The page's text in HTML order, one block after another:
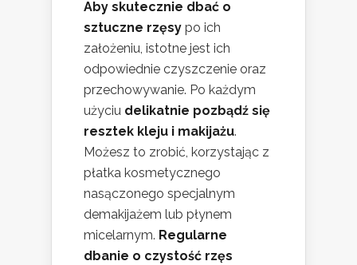
Aby skutecznie dbać o
sztuczne rzęsy po ich
założeniu, istotne jest ich
odpowiednie czyszczenie oraz
przechowywanie. Po każdym
użyciu delikatnie pozbądź się
resztek kleju i makijażu.
Możesz to zrobić, korzystając z
płatka kosmetycznego
nasączonego specjalnym
demakijażem lub płynem
micelarnym. Regularne
dbanie o czystość rzęs